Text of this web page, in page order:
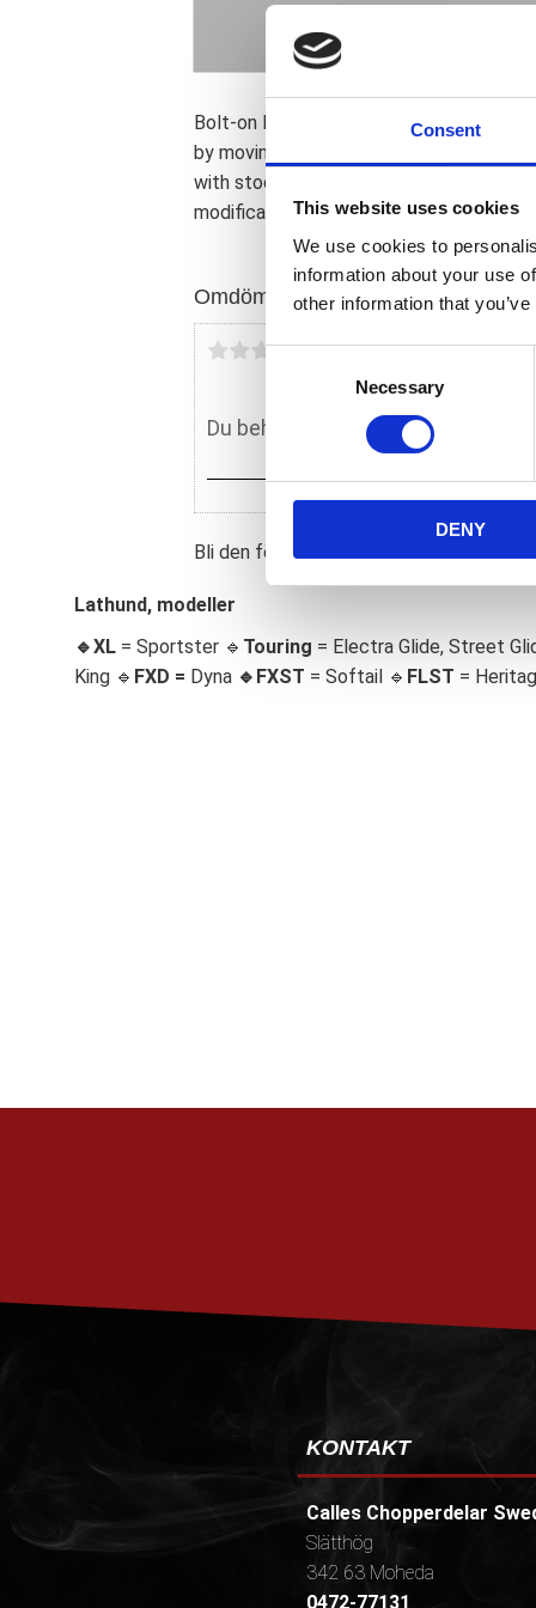
Consent
This website uses cookies
We use cookies to
information about your use
other information that
C
S
e
e
c
Necessary
DENY
Bolt-on lowering kit for Touring
by moving the lower shock mounts
with stock air shocks. Wheel travel
modifications are required.
Omdömen
Du
Bli den första att lämna ett omdöme.
Lathund, modeller
🔹XL = Sportster 🔹 Touring = Electra Glide, Street
King 🔹 FXD = Dyna 🔹 FXST = Softail 🔹 FLST =
KONTAKT
Calles Chopperdelar
Slätthög
342 63 Moheda
0472-77131